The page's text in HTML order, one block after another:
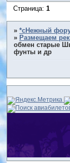
Страница:1
»*сНежный
» Размещаем
обмен старые
фунты и др